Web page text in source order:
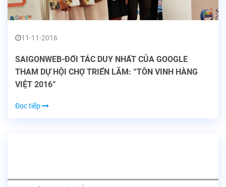
11-11-2016
SAIGONWEB-ĐỐI TÁC DUY NHẤT CỦA GOOGLE
THAM DỰ HỘI CHỢ TRIỂN LÃM: “TÔN VINH HÀNG
VIỆT 2016”
Đọc tiếp